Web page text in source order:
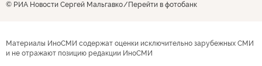
© РИА Новости Сергей Мальгавко Перейти в фотобанк
Материалы ИноСМИ содержат оценки исключительно зарубежных СМИ
и не отражают позицию редакции ИноСМИ